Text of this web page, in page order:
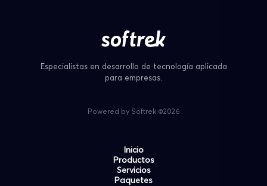
Inicio
Productos
Servicios
Paquetes
Especialistas en desarrollo de tecnología aplicada
para empresas.
Powered by Softrek ©2026